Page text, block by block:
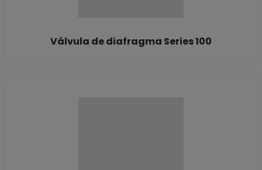
Válvula de diafragma Series 100